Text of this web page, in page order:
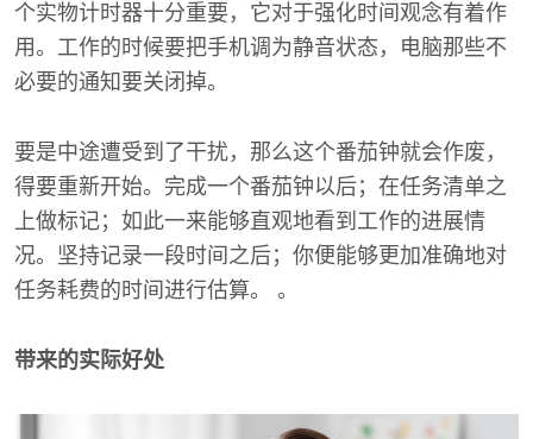
个实物计时器十分重要，它对于强化时间观念有着作
用。工作的时候要把手机调为静音状态，电脑那些不
必要的通知要关闭掉。
要是中途遭受到了干扰，那么这个番茄钟就会作废，
得要重新开始。完成一个番茄钟以后；在任务清单之
上做标记；如此一来能够直观地看到工作的进展情
况。坚持记录一段时间之后；你便能够更加准确地对
任务耗费的时间进行估算。 。
带来的实际好处